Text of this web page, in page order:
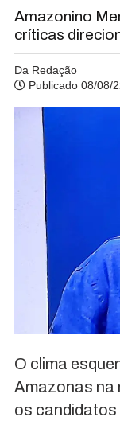
Amazonino
críticas
Da Redação
Publicado 08/08/
O clima
Amazonas na
os